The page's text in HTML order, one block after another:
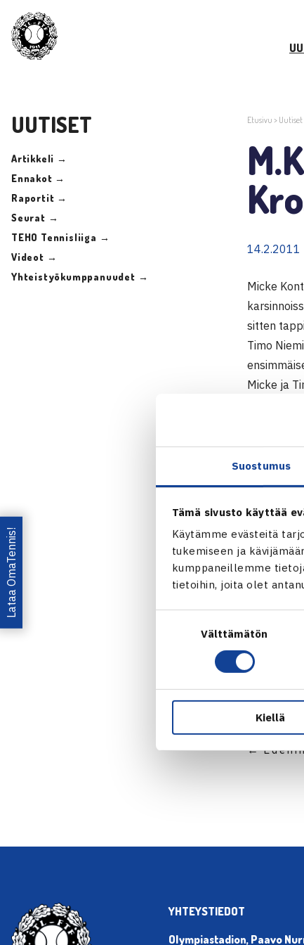
Suostumus
Tämä sivusto käyttää
Käytämme evästeitä
tukemiseen ja
kumppaneillemme
tietoihin, joita olet
Välttämätön
Kiellä
UUTISET
Artikkeli →
Ennakot →
Raportit →
Seurat →
TEHO Tennisliiga →
Videot →
Yhteistyökumppanuudet →
Etusivu > Uutiset
Micke
sitten
Timo
Micke ja
12.-
Jaa:
←
Lataa OmaTennis!
YHTEYSTIEDOT
Olympiastadion, Paavo